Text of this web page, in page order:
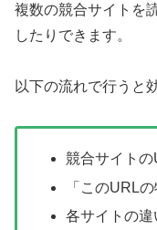
複数の競合サイトを
したりできます。
以下の流れで行うと
競合サイト
「このURL
各サイトの違